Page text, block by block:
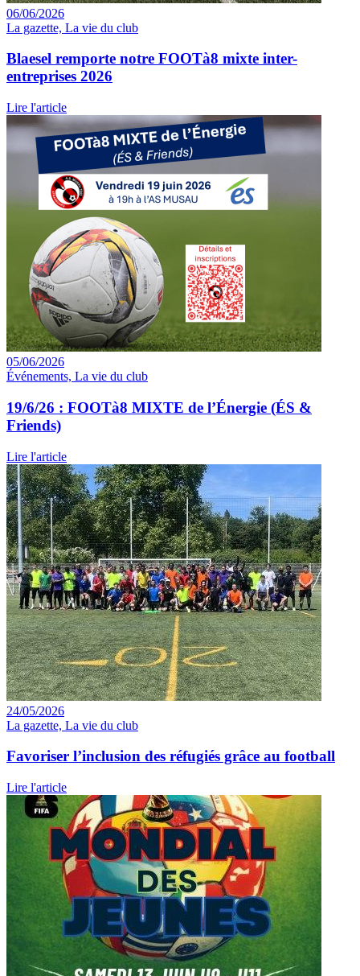
06/06/2026
La gazette, La vie du club
Blaesel remporte notre FOOTà8 mixte inter-
entreprises 2026
Lire l'article
05/06/2026
Événements, La vie du club
19/6/26 : FOOTà8 MIXTE de l’Énergie (ÉS &
Friends)
Lire l'article
24/05/2026
La gazette, La vie du club
Favoriser l’inclusion des réfugiés grâce au football
Lire l'article